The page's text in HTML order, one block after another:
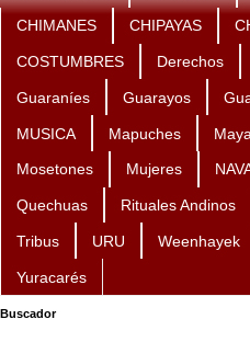
CHIMANES CHIPAYAS
COSTUMBRES Derechos
Guaraníes Guarayos
MUSICA Mapuches Maya
Mosetones Mujeres
Quechuas Rituales Andinos
Tribus URU Weenhayek
Yuracarés
Buscador